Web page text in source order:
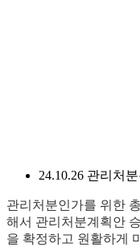
24.10.26 관리처분
관리처분인가를 위한
해서 관리처분계획안
을 확정하고 원활하게